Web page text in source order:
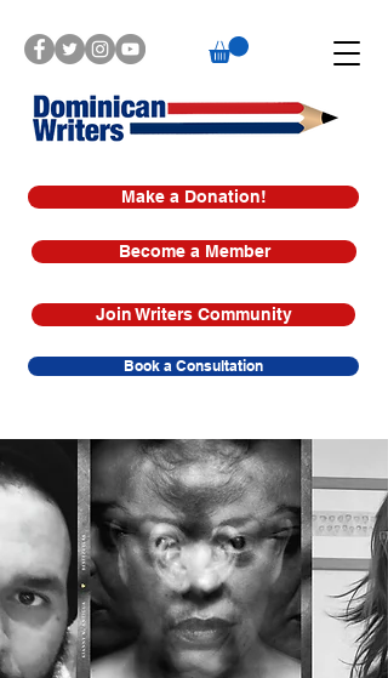
Make a Donation!
Book a Consultation
Join Writers Community
Become a Member